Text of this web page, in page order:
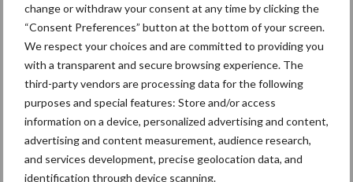
change or withdraw your consent at any time by clicking the
“Consent Preferences” button at the bottom of your screen.
We respect your choices and are committed to providing you
with a transparent and secure browsing experience. The
third-party vendors are processing data for the following
purposes and special features: Store and/or access
information on a device, personalized advertising and content,
advertising and content measurement, audience research,
and services development, precise geolocation data, and
identification through device scanning.
Primaire
Sidebar
Recent nieuws Partner nieuws
"Hoge verwachtingen van schijven
voor kouters"
Nieuwe compacte gedragen
pootcombinatie van AVR